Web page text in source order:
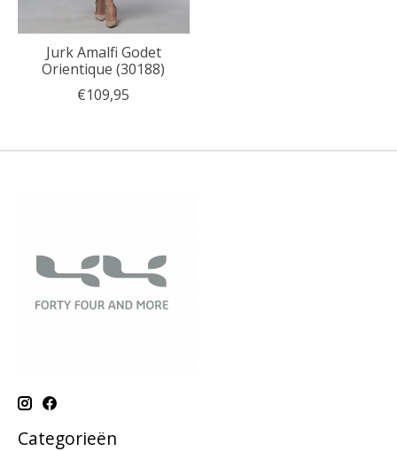
Jurk Amalfi Godet
Orientique (30188)
€109,95
Categorieën